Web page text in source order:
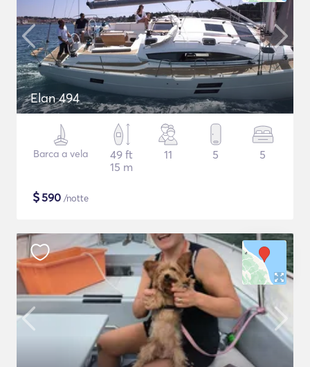
Elan 494
Barca a vela
49 ft
15 m
11 5 5
$590 /notte